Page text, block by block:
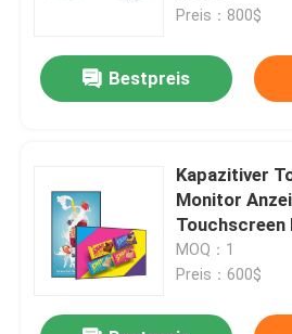
Preis：800$
Bestpreis
Kapazitiver
Monitor
Touchscreen
MOQ：1
Preis：600$